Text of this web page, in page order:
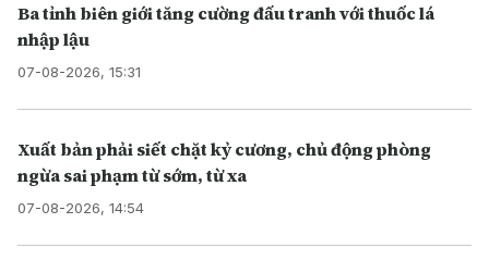
Ba tỉnh biên giới tăng cường đấu tranh với thuốc lá
nhập lậu
07-08-2026, 15:31
Xuất bản phải siết chặt kỷ cương, chủ động phòng
ngừa sai phạm từ sớm, từ xa
07-08-2026, 14:54